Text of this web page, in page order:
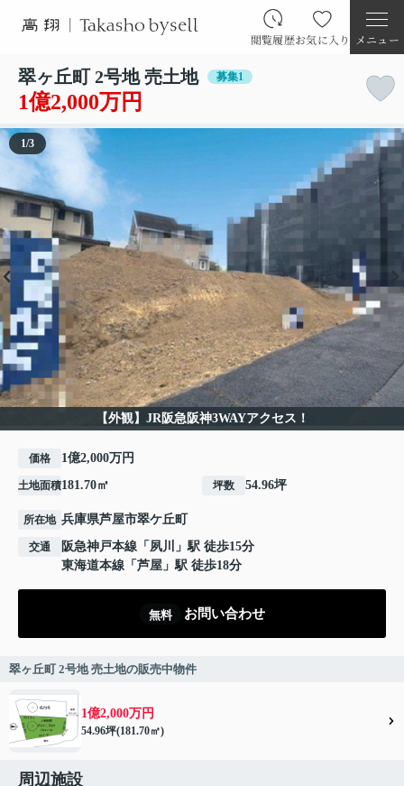
閲覧履歴お気に入り メニュー
翠ヶ丘町 2号地 売土地 募集1
1億2,000万円
【外観】JR阪急阪神3WAYアクセス！
1/3
価格 1億2,000万円
土地面積181.70㎡ 坪数 54.96坪
所在地 兵庫県芦屋市翠ケ丘町
交通 阪急神戸本線 「 夙川
」駅 徒歩15分
東海道本線 「 芦屋 」駅 徒歩18分
無料 お問い合わせ
翠ヶ丘町 2号地 売土地の販売中物件
1億2,000万円
54.96坪(181.70㎡)
周辺施設